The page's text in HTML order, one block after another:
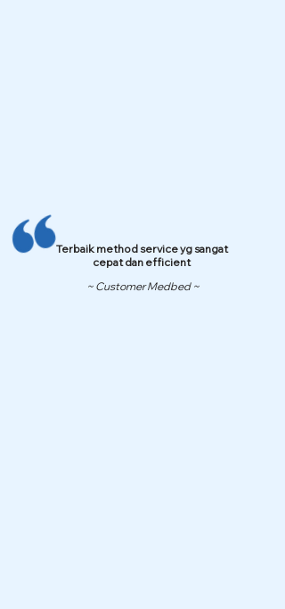
Terbaik method service yg sangat
cepat dan efficient
~ Customer Medbed ~